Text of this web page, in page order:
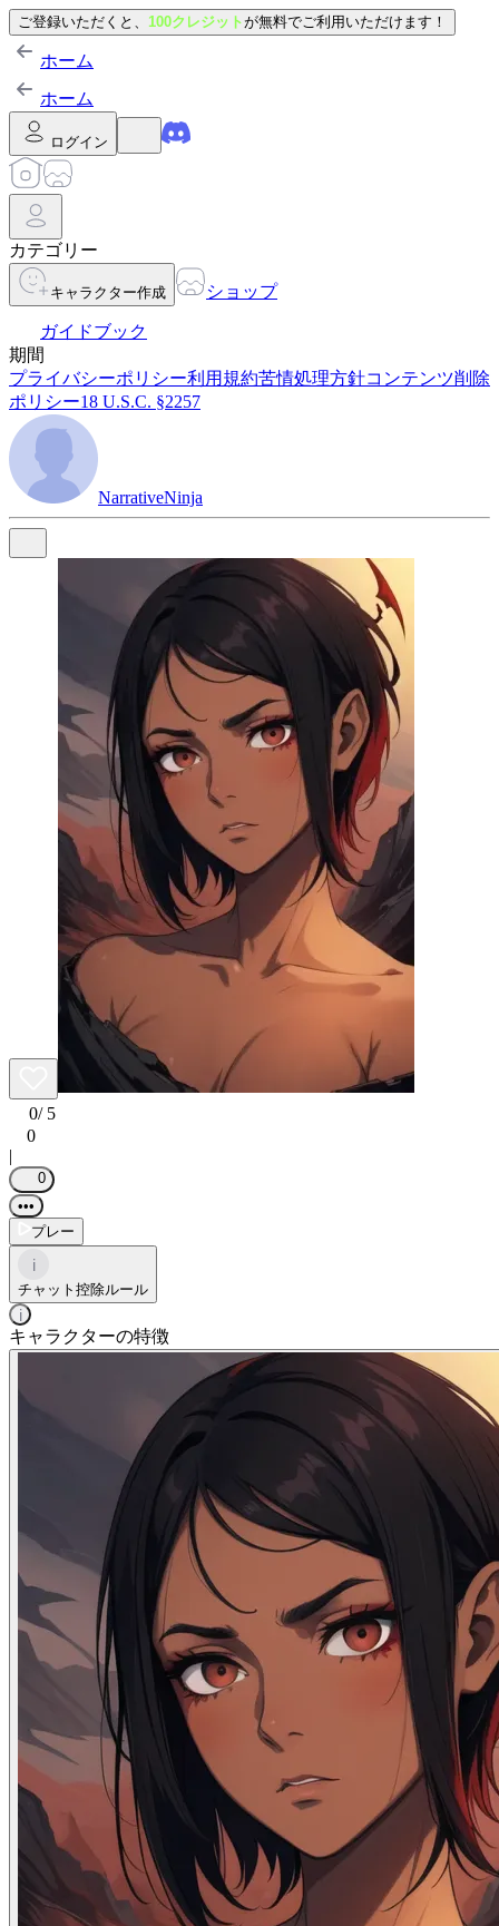
ご登録いただくと、 100クレジットが無料でご利用いただけます！
ホーム
ホーム
ログイン
カテゴリー
キャラクター作成 ショップ
ガイドブック
期間
プライバシーポリシー利用規約苦情処理方針コンテンツ削除
ポリシー18 U.S.C. §2257
NarrativeNinja
0/ 5
0
|
0
•••
プレー
i
チャット控除ルール
i
キャラクターの特徴